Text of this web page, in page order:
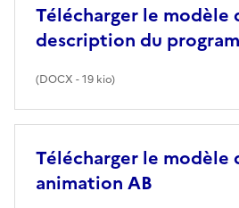
Télécharger le modèle
description du
(DOCX - 19 kio)
Télécharger le modèle
animation AB